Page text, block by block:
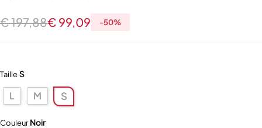
€197,88€ 99,09 -50%
TailleS
L M S
Couleur Noir